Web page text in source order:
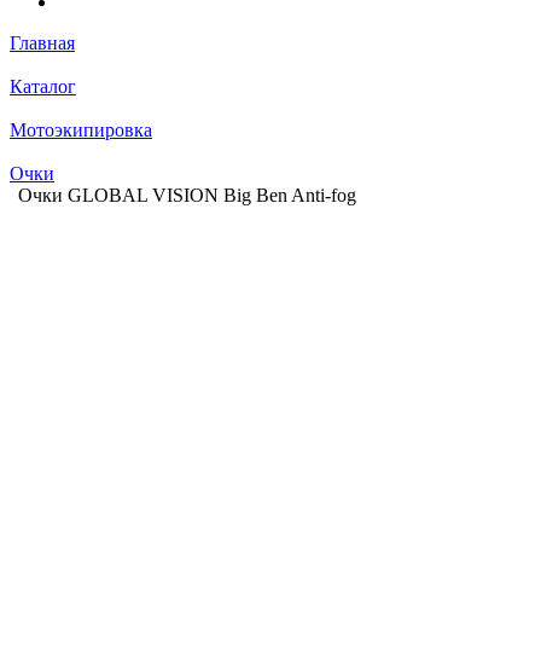
Главная
Каталог
Мотоэкипировка
Очки
Очки GLOBAL VISION Big Ben Anti-fog